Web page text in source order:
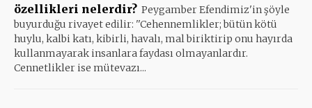
özellikleri nelerdir? Peygamber Efendimiz'in şöyle
buyurduğu rivayet edilir: ''Cehennemlikler; bütün kötü
huylu, kalbi katı, kibirli, havalı, mal biriktirip onu hayırda
kullanmayarak insanlara faydası olmayanlardır.
Cennetlikler ise mütevazı...